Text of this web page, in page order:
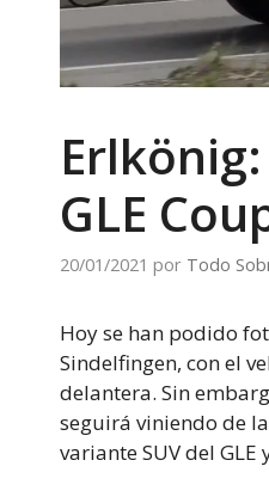
GLE
20/01/2021 por Todo
Hoy se han podido
Sindelfingen, con el
delantera. Sin
seguirá viniendo de
variante SUV del